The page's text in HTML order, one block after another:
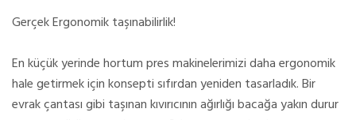
Gerçek Ergonomik taşınabilirlik!
En küçük yerinde hortum pres makinelerimizi daha ergonomik
hale getirmek için konsepti sıfırdan yeniden tasarladık. Bir
evrak çantası gibi taşınan kıvırıcının ağırlığı bacağa yakın durur